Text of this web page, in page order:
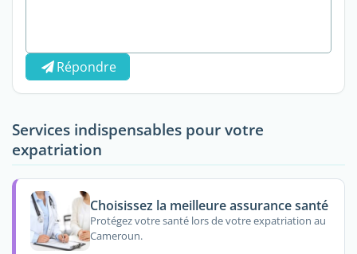
Répondre
Services indispensables pour votre
expatriation
Choisissez la meilleure assurance santé
Protégez votre santé lors de votre expatriation au
Cameroun.